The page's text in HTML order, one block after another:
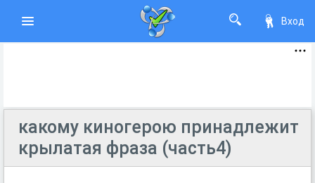
Вход
какому киногерою принадлежит
крылатая фраза (часть4)